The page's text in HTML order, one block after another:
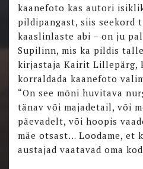
kaanefoto kas autori
pildipangast, siis seekord
kaaslinlaste abi – on ju
Supilinn, mis ka pildis
kirjastaja Kairit Lillepärg,
korraldada kaanefoto
“On see mõni huvitava
tänav või majadetail, või
päevadelt, või hoopis
mäe otsast… Loodame, et
austajad vaatavad oma